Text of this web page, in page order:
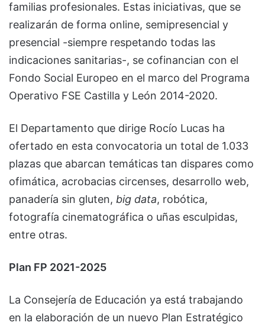
familias profesionales. Estas iniciativas, que se
realizarán de forma online, semipresencial y
presencial -siempre respetando todas las
indicaciones sanitarias-, se cofinancian con el
Fondo Social Europeo en el marco del Programa
Operativo FSE Castilla y León 2014-2020.
El Departamento que dirige Rocío Lucas ha
ofertado en esta convocatoria un total de 1.033
plazas que abarcan temáticas tan dispares como
ofimática, acrobacias circenses, desarrollo web,
panadería sin gluten, big data, robótica,
fotografía cinematográfica o uñas esculpidas,
entre otras.
Plan FP 2021-2025
La Consejería de Educación ya está trabajando
en la elaboración de un nuevo Plan Estratégico